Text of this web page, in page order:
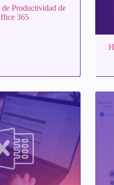
de Productividad de
365